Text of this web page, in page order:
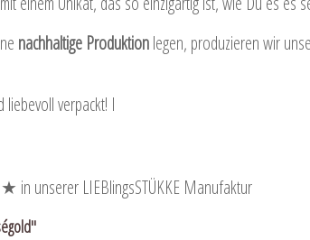
nachhaltige Produktionlegen, produzieren wir
verpackt! I
★ in unserer LIEBlingsSTÜKKE Manufaktur